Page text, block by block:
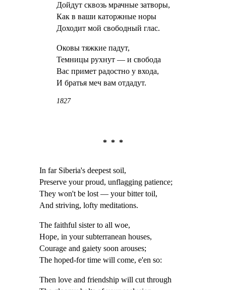
Дойдут сквозь мрачные затворы,
Как в ваши каторжные норы
Доходит мой свободный глас.
Оковы тяжкие падут,
Темницы рухнут — и свобода
Вас примет радостно у входа,
И братья меч вам отдадут.
1827
* * *
In far Siberia's deepest soil,
Preserve your proud, unflagging patience;
They won't be lost — your bitter toil,
And striving, lofty meditations.
The faithful sister to all woe,
Hope, in your subterranean houses,
Courage and gaiety soon arouses;
The hoped-for time will come, e'en so:
Then love and friendship will cut through